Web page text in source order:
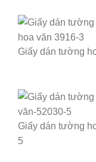
Giấy dán tường
Giấy dán tường
5